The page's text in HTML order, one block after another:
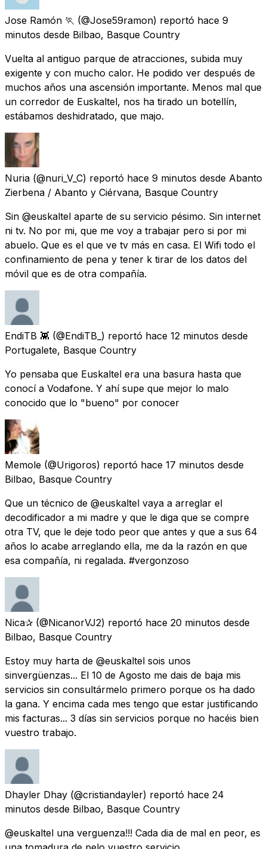
Jose Ramón 🏃 (@Jose59ramon) reportó hace 9
minutos desde Bilbao, Basque Country
Vuelta al antiguo parque de atracciones, subida muy
exigente y con mucho calor. He podido ver después de
muchos años una ascensión importante. Menos mal que
un corredor de Euskaltel, nos ha tirado un botellín,
estábamos deshidratado, que majo.
Nuria (@nuri_V_C) reportó hace 9 minutos desde Abanto
Zierbena / Abanto y Ciérvana, Basque Country
Sin @euskaltel aparte de su servicio pésimo. Sin internet
ni tv. No por mi, que me voy a trabajar pero si por mi
abuelo. Que es el que ve tv más en casa. El Wifi todo el
confinamiento de pena y tener k tirar de los datos del
móvil que es de otra compañía.
EndiTB 👾 (@EndiTB_) reportó hace 12 minutos desde
Portugalete, Basque Country
Yo pensaba que Euskaltel era una basura hasta que
conocí a Vodafone. Y ahí supe que mejor lo malo
conocido que lo "bueno" por conocer
Memole (@Urigoros) reportó hace 17 minutos desde
Bilbao, Basque Country
Que un técnico de @euskaltel vaya a arreglar el
decodificador a mi madre y que le diga que se compre
otra TV, que le deje todo peor que antes y que a sus 64
años lo acabe arreglando ella, me da la razón en que
esa compañía, ni regalada. #vergonzoso
Nica✰ (@NicanorVJ2) reportó hace 20 minutos desde
Bilbao, Basque Country
Estoy muy harta de @euskaltel sois unos
sinvergüenzas... El 10 de Agosto me dais de baja mis
servicios sin consultármelo primero porque os ha dado
la gana. Y encima cada mes tengo que estar justificando
mis facturas... 3 días sin servicios porque no hacéis bien
vuestro trabajo.
Dhayler Dhay (@cristiandayler) reportó hace 24
minutos desde Bilbao, Basque Country
@euskaltel una verguenza!!! Cada dia de mal en peor, es